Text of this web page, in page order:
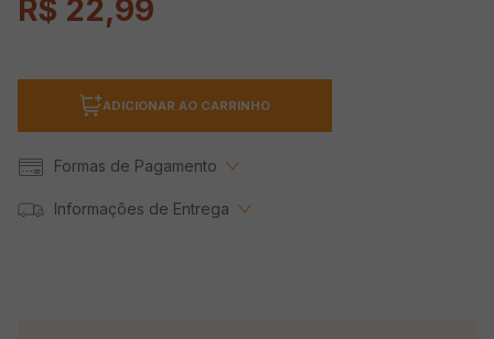
R$ 22,99
ADICIONAR AO CARRINHO
Formas de Pagamento
Informações de Entrega